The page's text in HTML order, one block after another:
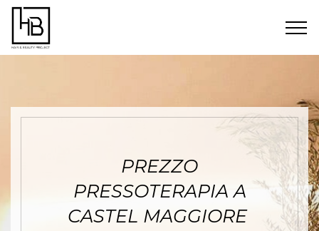
PREZZO
PRESSOTERAPIA A
CASTEL MAGGIORE